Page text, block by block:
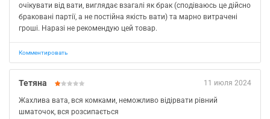
очікувати від вати, виглядає взагалі як брак (сподіваюсь це дійсно
браковані партії, а не постійна якість вати) та марно витрачені
гроші. Наразі не рекомендую цей товар.
Комментировать
11 июля 2024
Тетяна
Жахлива вата, вся комками, неможливо відірвати рівний
шматочок, вся розсипається